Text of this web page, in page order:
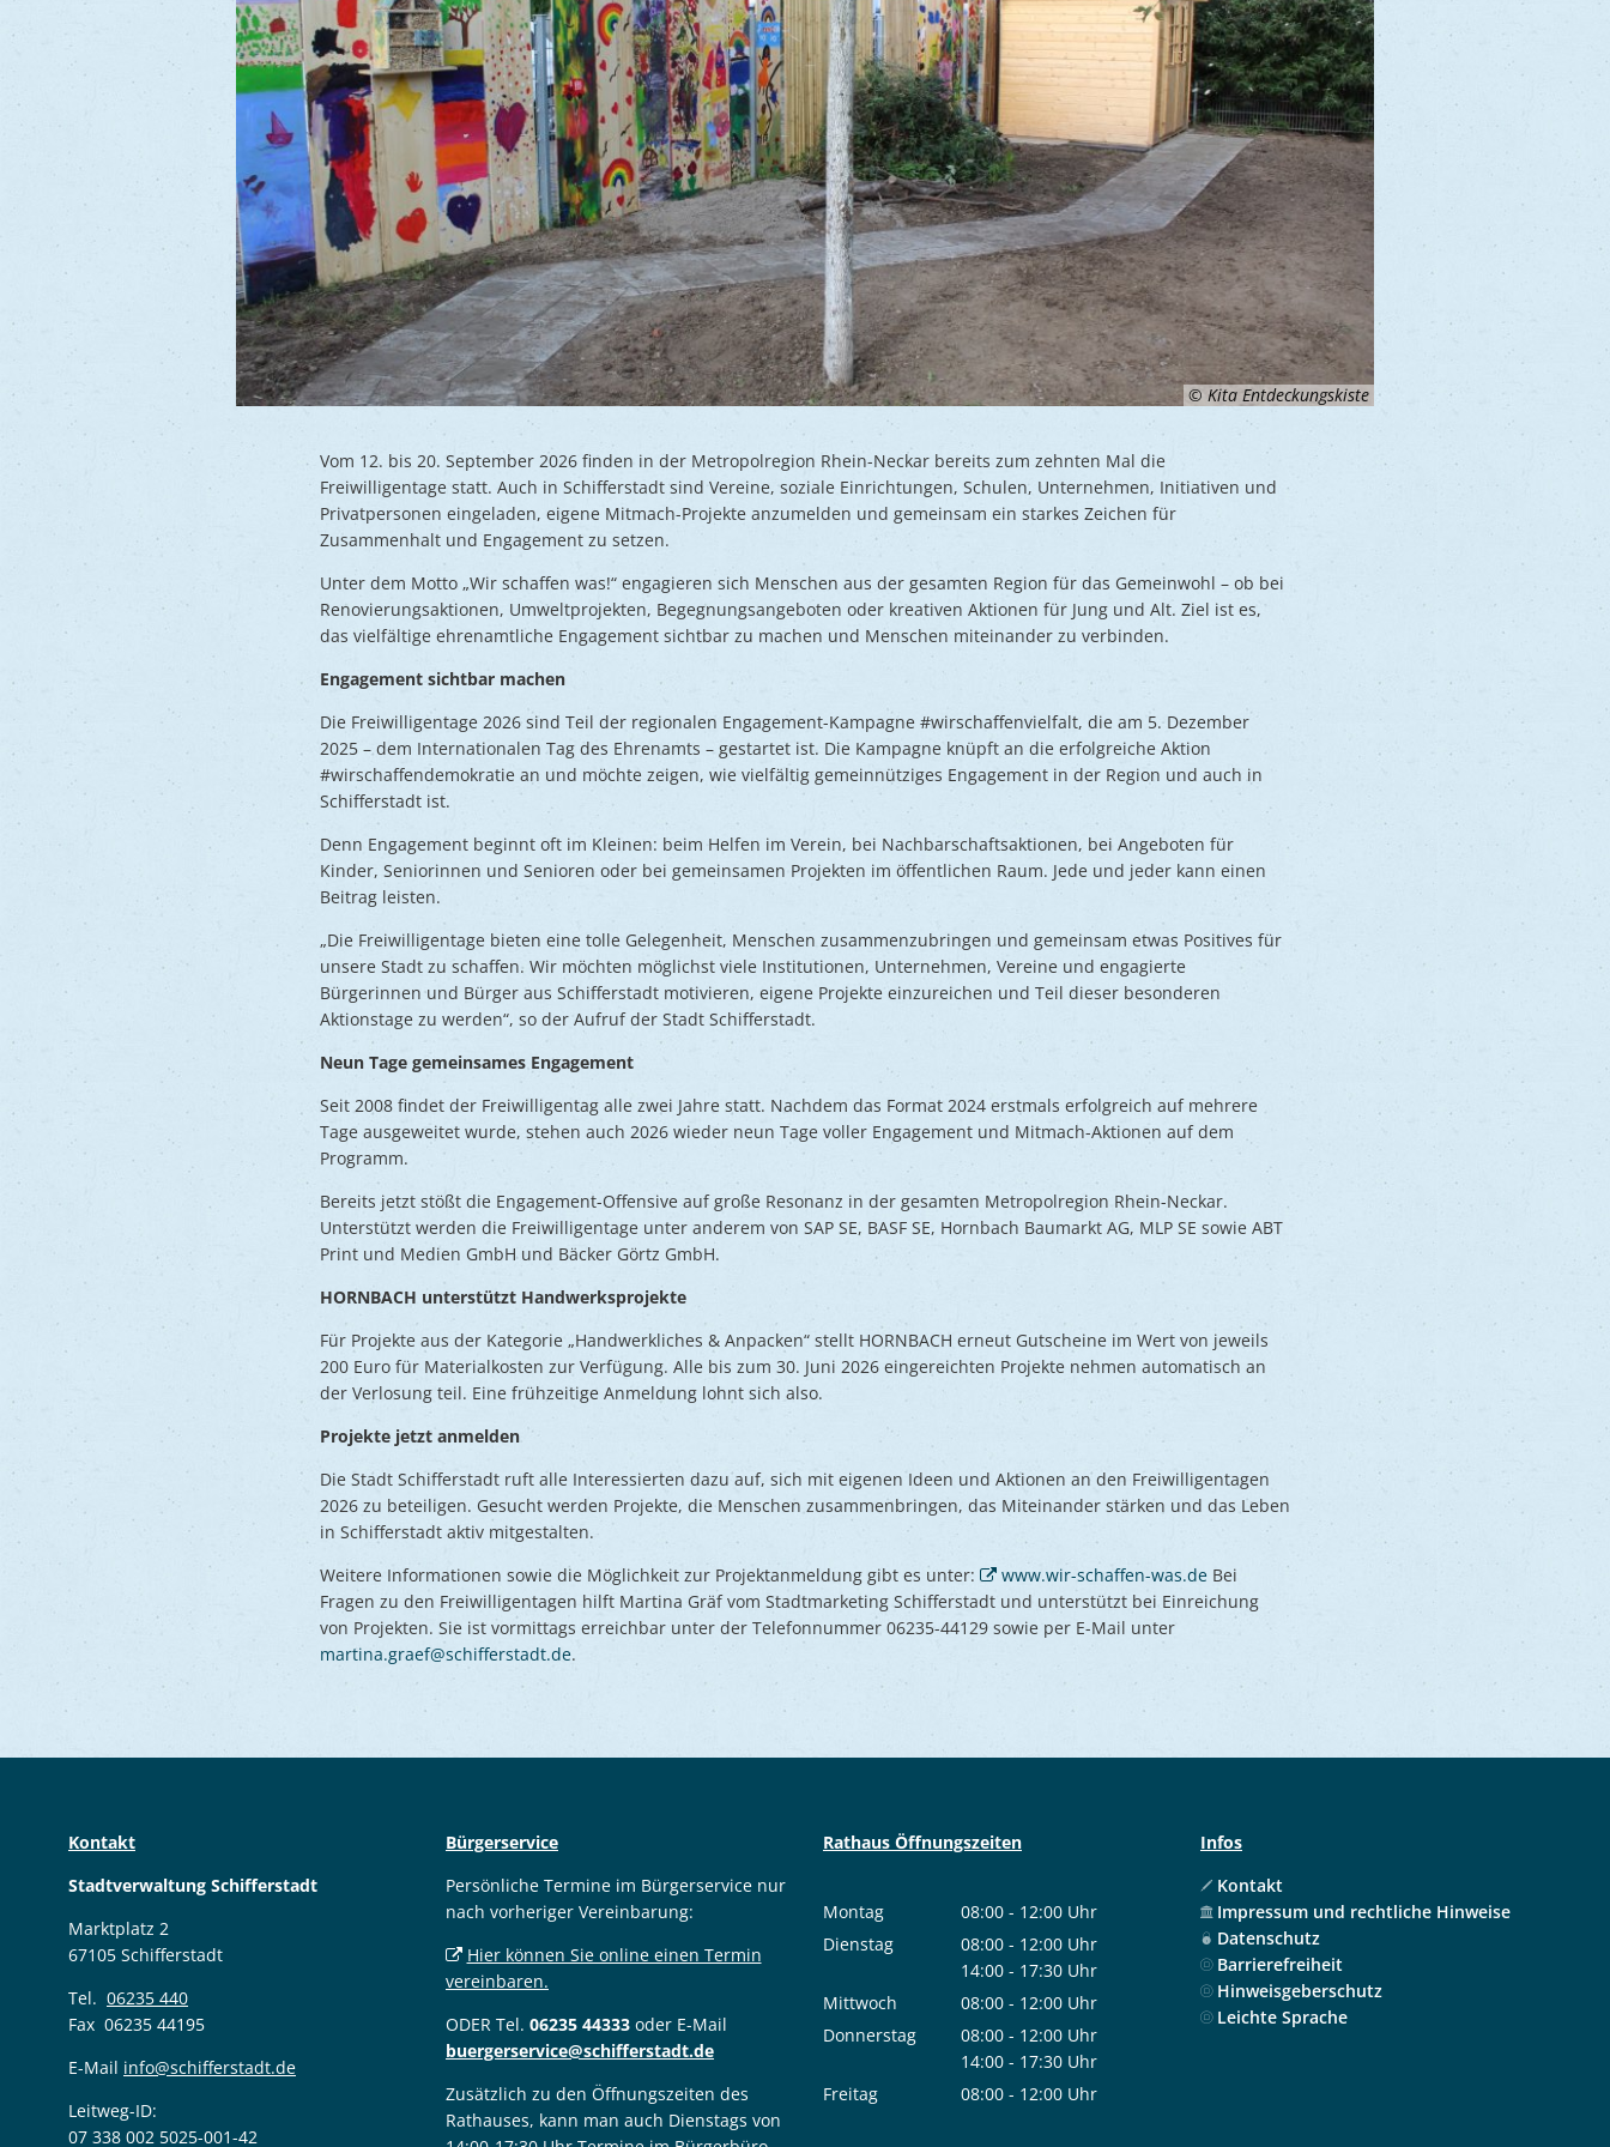
© Kita Entdeckungskiste
Vom 12. bis 20. September 2026 finden in der Metropolregion Rhein-Neckar bereits zum zehnten Mal die
Freiwilligentage statt. Auch in Schifferstadt sind Vereine, soziale Einrichtungen, Schulen, Unternehmen, Initiativen und
Privatpersonen eingeladen, eigene Mitmach-Projekte anzumelden und gemeinsam ein starkes Zeichen für
Zusammenhalt und Engagement zu setzen.
Unter dem Motto „Wir schaffen was!“ engagieren sich Menschen aus der gesamten Region für das Gemeinwohl – ob bei
Renovierungsaktionen, Umweltprojekten, Begegnungsangeboten oder kreativen Aktionen für Jung und Alt. Ziel ist es,
das vielfältige ehrenamtliche Engagement sichtbar zu machen und Menschen miteinander zu verbinden.
Engagement sichtbar machen
Die Freiwilligentage 2026 sind Teil der regionalen Engagement-Kampagne #wirschaffenvielfalt, die am 5. Dezember
2025 – dem Internationalen Tag des Ehrenamts – gestartet ist. Die Kampagne knüpft an die erfolgreiche Aktion
#wirschaffendemokratie an und möchte zeigen, wie vielfältig gemeinnütziges Engagement in der Region und auch in
Schifferstadt ist.
Denn Engagement beginnt oft im Kleinen: beim Helfen im Verein, bei Nachbarschaftsaktionen, bei Angeboten für
Kinder, Seniorinnen und Senioren oder bei gemeinsamen Projekten im öffentlichen Raum. Jede und jeder kann einen
Beitrag leisten.
„Die Freiwilligentage bieten eine tolle Gelegenheit, Menschen zusammenzubringen und gemeinsam etwas Positives für
unsere Stadt zu schaffen. Wir möchten möglichst viele Institutionen, Unternehmen, Vereine und engagierte
Bürgerinnen und Bürger aus Schifferstadt motivieren, eigene Projekte einzureichen und Teil dieser besonderen
Aktionstage zu werden“, so der Aufruf der Stadt Schifferstadt.
Neun Tage gemeinsames Engagement
Seit 2008 findet der Freiwilligentag alle zwei Jahre statt. Nachdem das Format 2024 erstmals erfolgreich auf mehrere
Tage ausgeweitet wurde, stehen auch 2026 wieder neun Tage voller Engagement und Mitmach-Aktionen auf dem
Programm.
Bereits jetzt stößt die Engagement-Offensive auf große Resonanz in der gesamten Metropolregion Rhein-Neckar.
Unterstützt werden die Freiwilligentage unter anderem von SAP SE, BASF SE, Hornbach Baumarkt AG, MLP SE sowie ABT
Print und Medien GmbH und Bäcker Görtz GmbH.
HORNBACH unterstützt Handwerksprojekte
Für Projekte aus der Kategorie „Handwerkliches & Anpacken“ stellt HORNBACH erneut Gutscheine im Wert von jeweils
200 Euro für Materialkosten zur Verfügung. Alle bis zum 30. Juni 2026 eingereichten Projekte nehmen automatisch an
der Verlosung teil. Eine frühzeitige Anmeldung lohnt sich also.
Projekte jetzt anmelden
Die Stadt Schifferstadt ruft alle Interessierten dazu auf, sich mit eigenen Ideen und Aktionen an den Freiwilligentagen
2026 zu beteiligen. Gesucht werden Projekte, die Menschen zusammenbringen, das Miteinander stärken und das Leben
in Schifferstadt aktiv mitgestalten.
Weitere Informationen sowie die Möglichkeit zur Projektanmeldung gibt es unter:
www.wir-schaffen-was.deBei
Fragen zu den Freiwilligentagen hilft Martina Gräf vom Stadtmarketing Schifferstadt und unterstützt bei Einreichung
von Projekten. Sie ist vormittags erreichbar unter der Telefonnummer 06235-44129 sowie per E-Mail unter
martina.graef@schifferstadt.de.
Kontakt
Stadtverwaltung Schifferstadt
Marktplatz 2
67105 Schifferstadt
Tel. 06235 440
Fax 06235 44195
E-Mail info@schifferstadt.de
Leitweg-ID:
07 338 002 5025-001-42
Bürgerservice
Persönliche Termine im Bürgerservice nur
nach vorheriger Vereinbarung:
Hier können Sie online einen Termin
vereinbaren.
ODER Tel. 06235 44333 oder E-Mail
buergerservice@schifferstadt.de
Zusätzlich zu den Öffnungszeiten des
Rathauses, kann man auch Dienstags von
Rathaus Öffnungszeiten
Montag 08:00 - 12:00 Uhr
Von 08:00 bis 12:00 Uhr
Dienstag 08:00 - 12:00 Uhr
Von 08:00 bis 12:00 Uhr
14:00 - 17:30 Uhr
Von 14:00 bis 17:30 Uhr
Mittwoch 08:00 - 12:00 Uhr
Von 08:00 bis 12:00 Uhr
Donnerstag 08:00 - 12:00 Uhr
Von 08:00 bis 12:00 Uhr
14:00 - 17:30 Uhr
Von 14:00 bis 17:30 Uhr
Freitag 08:00 - 12:00 Uhr
Infos
Kontakt
Impressum und rechtliche Hinweise
Datenschutz
Barrierefreiheit
Hinweisgeberschutz
Leichte Sprache